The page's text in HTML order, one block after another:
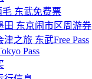
毛 东武免费票
田 东京闹市区周游券
之旅 东武Free Pass
Pass